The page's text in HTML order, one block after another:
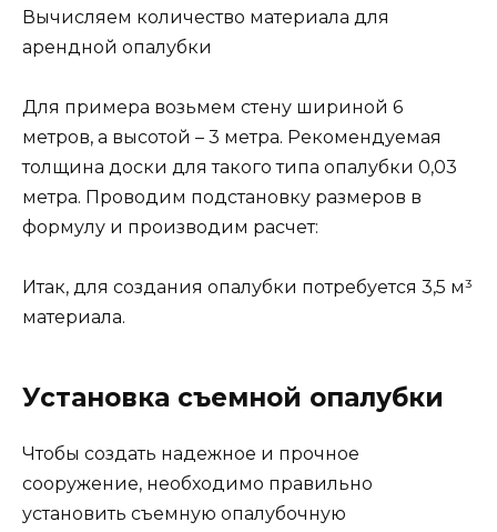
Вычисляем количество материала для
арендной опалубки
Для примера возьмем стену шириной 6
метров, а высотой – 3 метра. Рекомендуемая
толщина доски для такого типа опалубки 0,03
метра. Проводим подстановку размеров в
формулу и производим расчет:
Итак, для создания опалубки потребуется 3,5 м³
материала.
Установка съемной опалубки
Чтобы создать надежное и прочное
сооружение, необходимо правильно
установить съемную опалубочную